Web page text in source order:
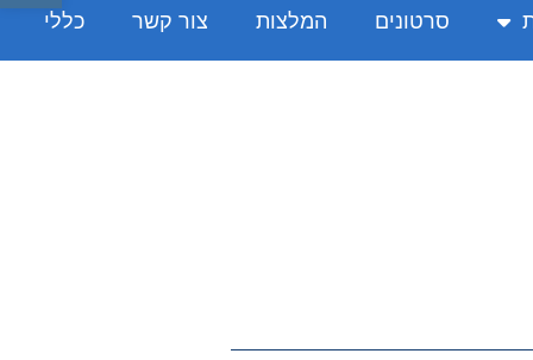
סרטונים המלצות צור קשר כללי